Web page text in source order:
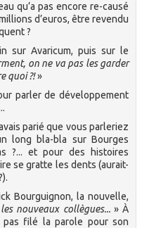
qu’a pas encore re-causé
d’euros, être revendu
?
sur Avaricum, puis sur le
on ne va pas les garder
quoi ?!»
parler de développement
parié que vous parleriez
long bla-bla sur Bourges
?... et pour des histoires
se gratte les dents (aurait-
Bourguignon, la nouvelle,
nouveaux collègues...» À
pas filé la parole pour son